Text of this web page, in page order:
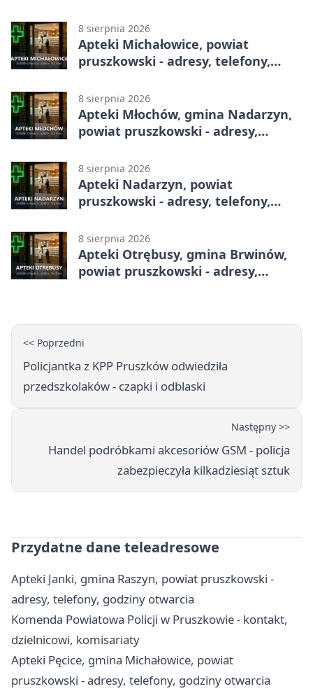
8 sierpnia 2026
Apteki Michałowice, powiat
pruszkowski - adresy, telefony,
8 sierpnia 2026
Apteki Młochów, gmina Nadarzyn,
powiat pruszkowski - adresy,
8 sierpnia 2026
Apteki Nadarzyn, powiat
pruszkowski - adresy, telefony,
8 sierpnia 2026
Apteki Otrębusy, gmina Brwinów,
powiat pruszkowski - adresy,
<< Poprzedni
Policjantka z KPP Pruszków odwiedziła
przedszkolaków - czapki i odblaski
Następny >>
Handel podróbkami akcesoriów GSM - policja
zabezpieczyła kilkadziesiąt sztuk
Przydatne dane teleadresowe
Apteki Janki, gmina Raszyn, powiat pruszkowski -
adresy, telefony, godziny otwarcia
Komenda Powiatowa Policji w Pruszkowie - kontakt,
dzielnicowi, komisariaty
Apteki Pęcice, gmina Michałowice, powiat
pruszkowski - adresy, telefony, godziny otwarcia